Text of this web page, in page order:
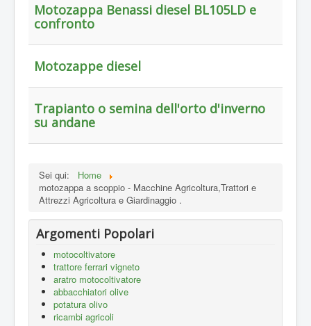
Motozappa Benassi diesel BL105LD e
confronto
Motozappe diesel
Trapianto o semina dell'orto d'inverno
su andane
Sei qui:
Home
motozappa a scoppio - Macchine Agricoltura,Trattori e
Attrezzi Agricoltura e Giardinaggio .
Argomenti Popolari
motocoltivatore
trattore ferrari vigneto
aratro motocoltivatore
abbacchiatori olive
potatura olivo
ricambi agricoli